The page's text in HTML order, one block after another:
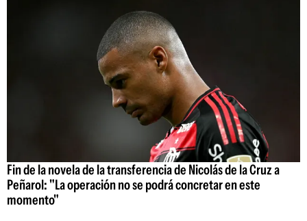
Fin de la novela de la transferencia de Nicolás de la Cruz a
Peñarol: "La operación no se podrá concretar en este
momento"